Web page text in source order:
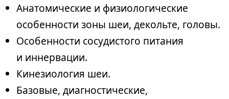
Анатомические и физиологические
особенности зоны шеи, декольте, головы.
Особенности сосудистого питания
и иннервации.
Кинезиология шеи.
Базовые, диагностические,